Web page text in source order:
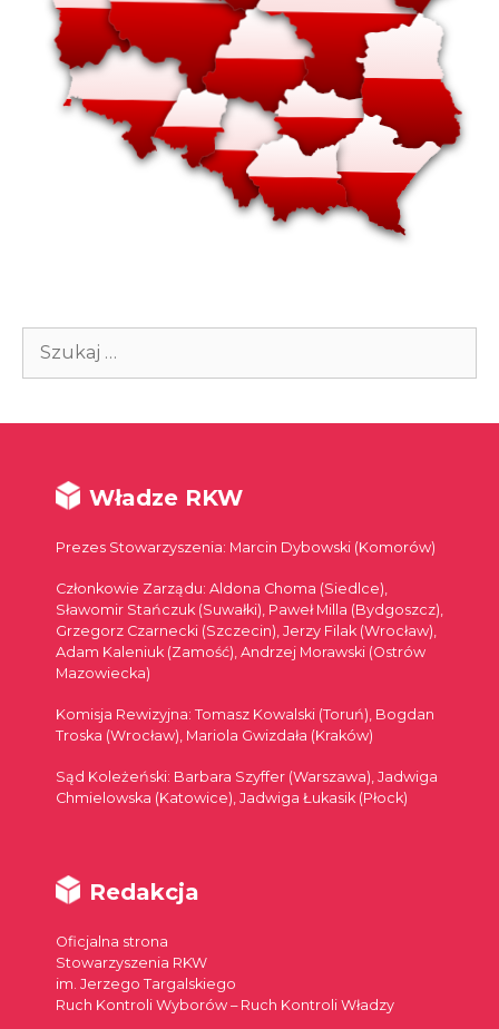
Szukaj:
Władze RKW
Prezes Stowarzyszenia: Marcin Dybowski (Komorów)
Członkowie Zarządu: Aldona Choma (Siedlce),
Sławomir Stańczuk (Suwałki), Paweł Milla (Bydgoszcz),
Grzegorz Czarnecki (Szczecin), Jerzy Filak (Wrocław),
Adam Kaleniuk (Zamość), Andrzej Morawski (Ostrów
Mazowiecka)
Komisja Rewizyjna: Tomasz Kowalski (Toruń), Bogdan
Troska (Wrocław), Mariola Gwizdała (Kraków)
Sąd Koleżeński: Barbara Szyffer (Warszawa), Jadwiga
Chmielowska (Katowice), Jadwiga Łukasik (Płock)
Redakcja
Oficjalna strona
Stowarzyszenia RKW
im. Jerzego Targalskiego
Ruch Kontroli Wyborów – Ruch Kontroli Władzy